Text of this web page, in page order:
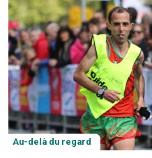
Au-delà du regard